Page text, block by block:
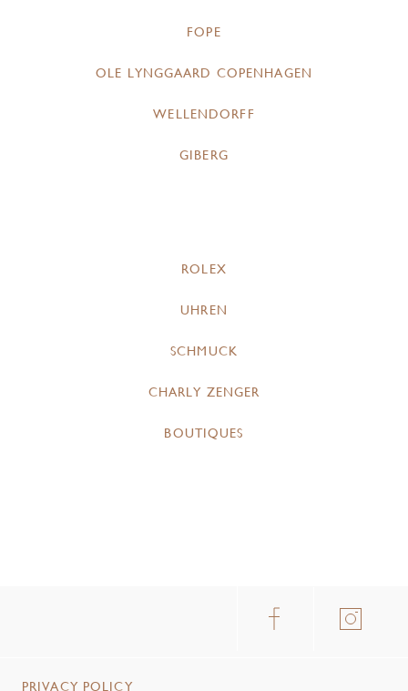
FOPE
OLE LYNGGAARD COPENHAGEN
WELLENDORFF
GIBERG
ROLEX
UHREN
SCHMUCK
CHARLY ZENGER
BOUTIQUES
PRIVACY POLICY